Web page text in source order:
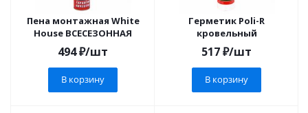
Пена монтажная White
House ВСЕСЕЗОННАЯ
494₽/шт
В корзину
Герметик Poli-R
кровельный
517₽/шт
В корзину